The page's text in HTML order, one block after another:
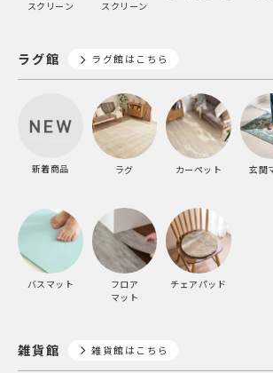
スクリーン
スクリーン
ラグ館 ラグ館はこちら
新着商品 ラグ カーペット 玄関
バスマット
フロア
マット
チェアパッド
雑貨館 雑貨館はこちら